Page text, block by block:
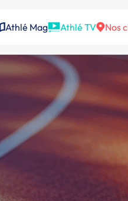
Athlé Mag Athlé TV Nos